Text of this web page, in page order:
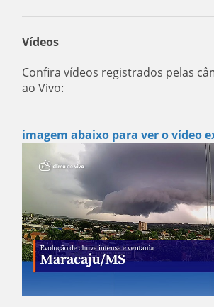
Vídeos
Confira vídeos registrados pelas
ao Vivo:
imagem abaixo para ver o vídeo